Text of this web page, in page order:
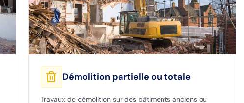
Démolition partielle ou totale
Travaux de démolition sur des bâtiments anciens ou